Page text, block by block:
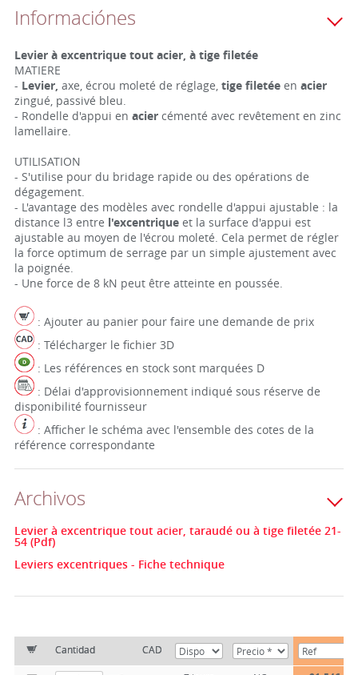
Informaciónes
Levier à excentrique tout acier, à tige filetée
MATIERE
- Levier, axe, écrou moleté de réglage, tige filetéeen acier
zingué, passivé bleu.
- Rondelle d'appui en aciercémenté avec revêtement en zinc
lamellaire.
UTILISATION
- S'utilise pour du bridage rapide ou des opérations de
dégagement.
- L'avantage des modèles avec rondelle d'appui ajustable : la
distance l3 entre l'excentriqueet la surface d'appui est
ajustable au moyen de l'écrou moleté. Cela permet de régler
la force optimum de serrage par un simple ajustement avec
la poignée.
- Une force de 8 kN peut être atteinte en poussée.
: Ajouter au panier pour faire une demande de prix
: Télécharger le fichier 3D
: Les références en stock sont marquées D
: Délai d'approvisionnement indiqué sous réserve de
disponibilité fournisseur
: Afficher le schéma avec l'ensemble des cotes de la
référence correspondante
Archivos
Levier à excentrique tout acier, taraudé ou à tige filetée 21-
54 (Pdf)
Leviers excentriques - Fiche technique
Cantidad CAD